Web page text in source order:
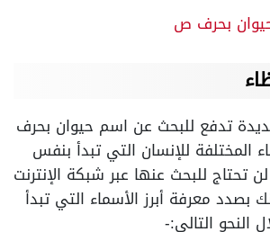
بحرف ص
تدفع للبحث عن اسم حيوان بحرف
المختلفة للإنسان التي تبدأ بنفس
تحتاج للبحث عنها عبر شبكة الإنترنت
بصدد معرفة أبرز الأسماء التي تبدأ
النحو التالي:-